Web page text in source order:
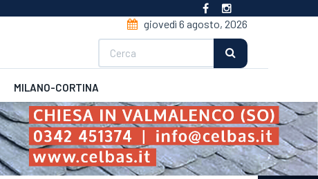
giovedì 6 agosto, 2026
CSI Futsal
MILANO-CORTINA